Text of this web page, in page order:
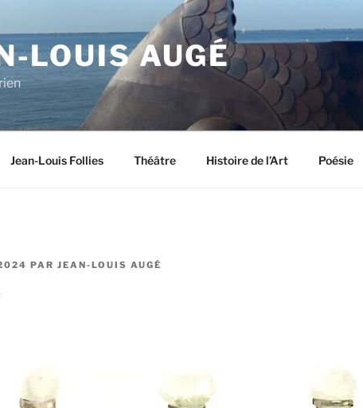
LOUIS AUGÉ
Jean-Louis Follies Théâtre Histoire de l’Art Poésie
PAR JEAN-LOUIS AUGÉ